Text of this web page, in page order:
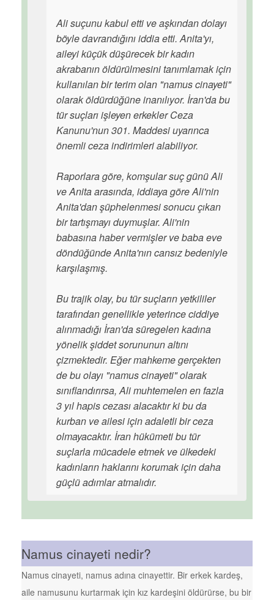
Ali suçunu kabul etti ve aşkından dolayı
böyle davrandığını iddia etti. Anita'yı,
aileyi küçük düşürecek bir kadın
akrabanın öldürülmesini tanımlamak için
kullanılan bir terim olan "namus cinayeti"
olarak öldürdüğüne inanılıyor. İran'da bu
tür suçları işleyen erkekler Ceza
Kanunu'nun 301. Maddesi uyarınca
önemli ceza indirimleri alabiliyor.
Raporlara göre, komşular suç günü Ali
ve Anita arasında, iddiaya göre Ali'nin
Anita'dan şüphelenmesi sonucu çıkan
bir tartışmayı duymuşlar. Ali'nin
babasına haber vermişler ve baba eve
döndüğünde Anita'nın cansız bedeniyle
karşılaşmış.
Bu trajik olay, bu tür suçların yetkililer
tarafından genellikle yeterince ciddiye
alınmadığı İran'da süregelen kadına
yönelik şiddet sorununun altını
çizmektedir. Eğer mahkeme gerçekten
de bu olayı "namus cinayeti" olarak
sınıflandırırsa, Ali muhtemelen en fazla
3 yıl hapis cezası alacaktır ki bu da
kurban ve ailesi için adaletli bir ceza
olmayacaktır. İran hükümeti bu tür
suçlarla mücadele etmek ve ülkedeki
kadınların haklarını korumak için daha
güçlü adımlar atmalıdır.
Namus cinayeti nedir?
Namus cinayeti, namus adına cinayettir. Bir erkek kardeş,
aile namusunu kurtarmak için kız kardeşini öldürürse, bu bir